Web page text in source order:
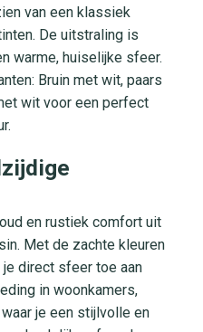
van een klassiek
De uitstraling is
warme, huiselijke sfeer.
Bruin met wit, paars
wit voor een perfect
en rustiek comfort uit
Met de zachte kleuren
direct sfeer toe aan
in woonkamers,
je een stijlvolle en